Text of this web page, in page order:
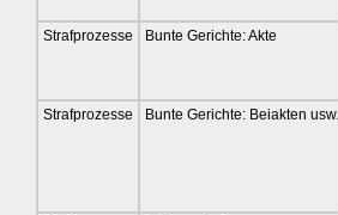
Strafprozesse Bunte Gerichte: Akte
Strafprozesse
Bunte Gerichte: Beiakten usw.